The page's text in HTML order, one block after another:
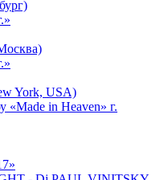
York, USA)
«Made in Heaven» г.